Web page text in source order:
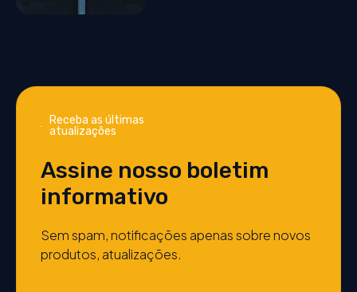
Receba as últimas
atualizações
Assine nosso boletim
informativo
Sem spam, notificações apenas sobre novos
produtos, atualizações.